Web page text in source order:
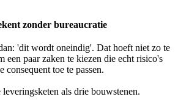
zonder bureaucratie
'dit wordt oneindig'. Dat hoeft niet zo te
een paar zaken te kiezen die echt risico's
consequent toe te passen.
als drie bouwstenen.